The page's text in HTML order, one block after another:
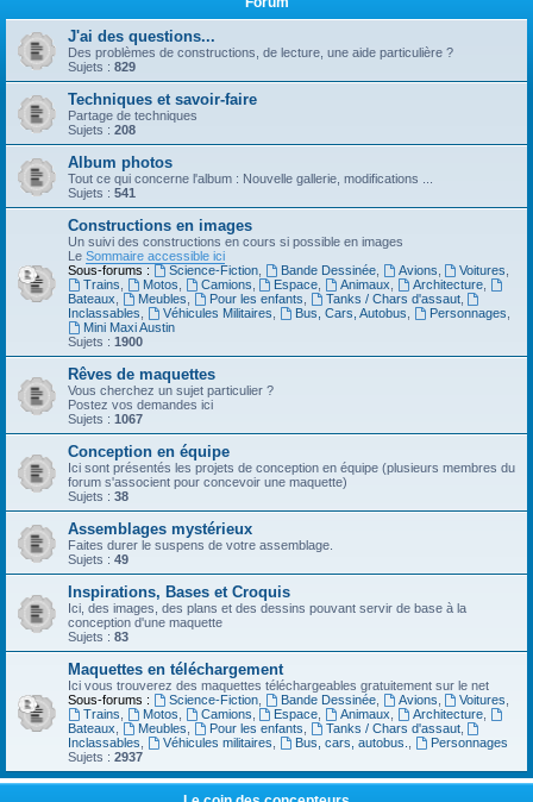
J'ai des questions...
Des problèmes de constructions, de lecture, une aide particulière ?
Sujets : 829
Techniques et savoir-faire
Partage de techniques
Sujets : 208
Album photos
Tout ce qui concerne l'album : Nouvelle gallerie, modifications ...
Sujets : 541
Constructions en images
Un suivi des constructions en cours si possible en images
Le Sommaire accessible ici
Sous-forums :
Science-Fiction, Bande Dessinée, Avions Voitures
Trains
Motos Camions Espace Animaux Architecture
Bateaux
Meubles Pour les enfants Tanks / Chars d'assaut,
Inclassables
Véhicules Militaires Bus, Cars, Autobus Personnages
Mini Maxi Austin
Sujets : 1900
Rêves de maquettes
Vous cherchez un sujet particulier ?
Postez vos demandes ici
Sujets : 1067
Conception en équipe
Ici sont présentés les projets de conception en équipe (plusieurs membres du
forum s'associent pour concevoir une maquette)
Sujets : 38
Assemblages mystérieux
Faites durer le suspens de votre assemblage.
Sujets : 49
Inspirations, Bases et Croquis
Ici, des images, des plans et des dessins pouvant servir de base à la
conception d'une maquette
Sujets : 83
Maquettes en téléchargement
Ici vous trouverez des maquettes téléchargeables gratuitement sur le net
Sous-forums :
Science-Fiction, Bande Dessinée, Avions Voitures
Trains
Motos Camions Espace Animaux Architecture
Bateaux
Meubles Pour les enfants Tanks / Chars d'assaut,
Inclassables
Véhicules militaires Bus, cars, autobus.
Personnages
Sujets : 2937